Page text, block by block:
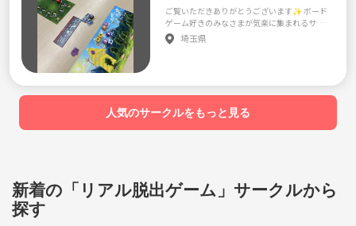
ご覧いただきありがとうございます✨ ボード
ゲーム好きのみなさまが気楽に集まれるサー
クルです(ﾟ∀ﾟ) ボードゲーム、脱出ゲーム、
マダミスetc 定期的に企画・開催していきま
の方、大歓迎です☆ お1人での参加率は100%
です🐶 それでもお一人での参加が不安な方も
いらっしゃると思います... そのお気持ちとっ
ても分かります... だからこそ主催者が丁寧に
※マイページ、右上の歯車を押し、1番上の
『登録情報設定』から性別の公開・非公開を
埼玉県
人気のサークルをもっと見る
新着の「リアル脱出ゲーム」サークルから
探す